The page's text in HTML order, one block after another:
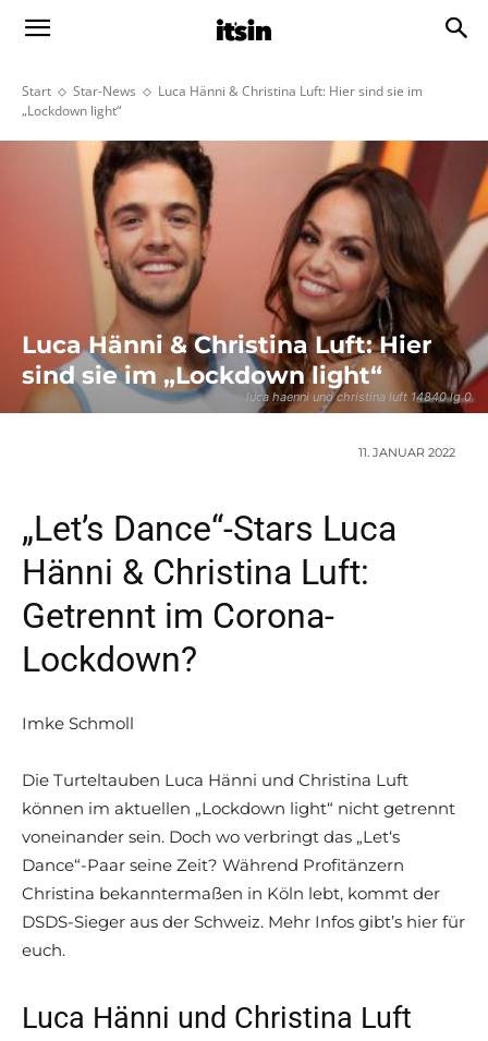
Start Star-News
Luca Hänni & Christina Luft: Hier sind sie im
„Lockdown light“
luca haenni und christina luft 14840 lg 0
Luca Hänni & Christina Luft: Hier
sind sie im „Lockdown light“
11. JANUAR 2022
„Let’s Dance“-Stars Luca
Hänni & Christina Luft:
Getrennt im Corona-
Lockdown?
Imke Schmoll
Die Turteltauben Luca Hänni und Christina Luft
können im aktuellen „Lockdown light“ nicht getrennt
voneinander sein. Doch wo verbringt das „Let‘s
Dance“-Paar seine Zeit? Während Profitänzern
Christina bekanntermaßen in Köln lebt, kommt der
DSDS-Sieger aus der Schweiz. Mehr Infos gibt’s hier für
euch.
Luca Hänni und Christina Luft